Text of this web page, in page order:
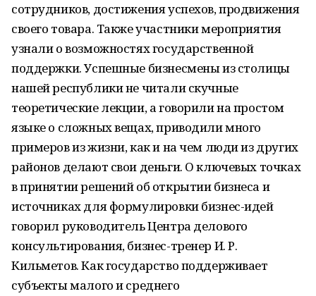
сотрудников, достижения успехов, продвижения
своего товара. Также участники мероприятия
узнали о возможностях государственной
поддержки. Успешные бизнесмены из столицы
нашей республики не читали скучные
теоретические лекции, а говорили на простом
языке о сложных вещах, приводили много
примеров из жизни, как и на чем люди из других
районов делают свои деньги. О ключевых точках
в принятии решений об открытии бизнеса и
источниках для формулировки бизнес-идей
говорил руководитель Центра делового
консультирования, бизнес-тренер И. Р.
Кильметов. Как государство поддерживает
субъекты малого и среднего